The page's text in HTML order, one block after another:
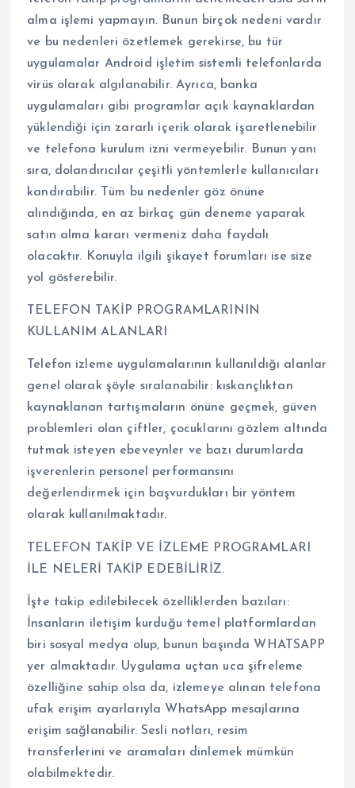
alma işlemi yapmayın. Bunun birçok nedeni vardır
ve bu nedenleri özetlemek gerekirse, bu tür
uygulamalar Android işletim sistemli telefonlarda
virüs olarak algılanabilir. Ayrıca, banka
uygulamaları gibi programlar açık kaynaklardan
yüklendiği için zararlı içerik olarak işaretlenebilir
ve telefona kurulum izni vermeyebilir. Bunun yanı
sıra, dolandırıcılar çeşitli yöntemlerle kullanıcıları
kandırabilir. Tüm bu nedenler göz önüne
alındığında, en az birkaç gün deneme yaparak
satın alma kararı vermeniz daha faydalı
olacaktır. Konuyla ilgili şikayet forumları ise size
yol gösterebilir.
TELEFON TAKİP PROGRAMLARININ
KULLANIM ALANLARI
Telefon izleme uygulamalarının kullanıldığı alanlar
genel olarak şöyle sıralanabilir: kıskançlıktan
kaynaklanan tartışmaların önüne geçmek, güven
problemleri olan çiftler, çocuklarını gözlem altında
tutmak isteyen ebeveynler ve bazı durumlarda
işverenlerin personel performansını
değerlendirmek için başvurdukları bir yöntem
olarak kullanılmaktadır.
TELEFON TAKİP VE İZLEME PROGRAMLARI
İLE NELERİ TAKİP EDEBİLİRİZ.
İşte takip edilebilecek özelliklerden bazıları:
İnsanların iletişim kurduğu temel platformlardan
biri sosyal medya olup, bunun başında WHATSAPP
yer almaktadır. Uygulama uçtan uca şifreleme
özelliğine sahip olsa da, izlemeye alınan telefona
ufak erişim ayarlarıyla WhatsApp mesajlarına
erişim sağlanabilir. Sesli notları, resim
transferlerini ve aramaları dinlemek mümkün
olabilmektedir.